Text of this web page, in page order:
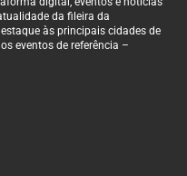
da fileira da
às principais cidades de
eventos de referência –